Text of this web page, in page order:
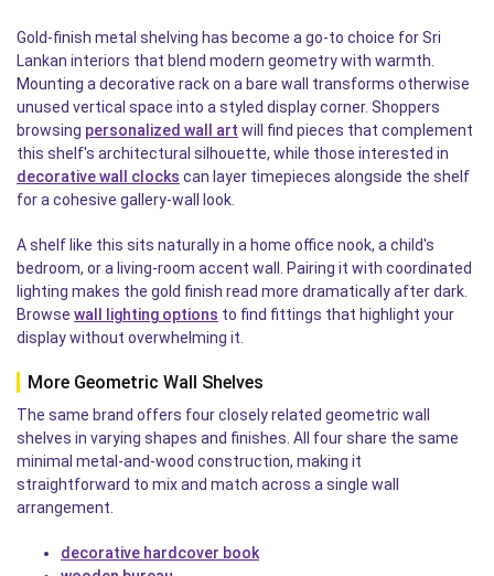
Gold-finish metal shelving has become a go-to choice for Sri
Lankan interiors that blend modern geometry with warmth.
Mounting a decorative rack on a bare wall transforms otherwise
unused vertical space into a styled display corner. Shoppers
browsing personalized wall art will find pieces that complement
this shelf's architectural silhouette, while those interested in
decorative wall clocks can layer timepieces alongside the shelf
for a cohesive gallery-wall look.
A shelf like this sits naturally in a home office nook, a child's
bedroom, or a living-room accent wall. Pairing it with coordinated
lighting makes the gold finish read more dramatically after dark.
Browse wall lighting options to find fittings that highlight your
display without overwhelming it.
More Geometric Wall Shelves
The same brand offers four closely related geometric wall
shelves in varying shapes and finishes. All four share the same
minimal metal-and-wood construction, making it
straightforward to mix and match across a single wall
arrangement.
decorative hardcover book